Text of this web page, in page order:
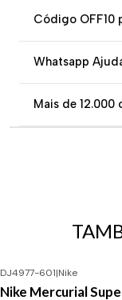
Código OFF10
Whatsapp
Mais de
DESCONTO
DJ4977-601|Nike
Nike Mercurial